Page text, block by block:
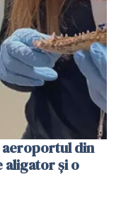
din
aligator și o